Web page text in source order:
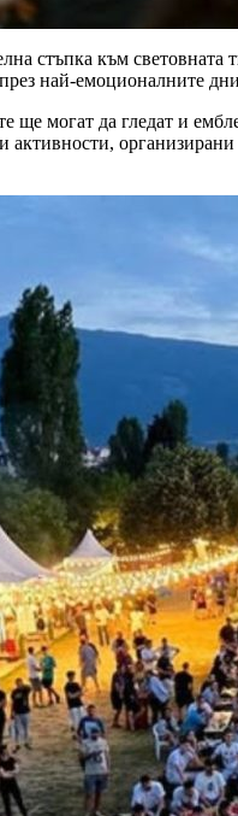
стъпка към
най-емоционалните
ще могат да гледат и
активности,